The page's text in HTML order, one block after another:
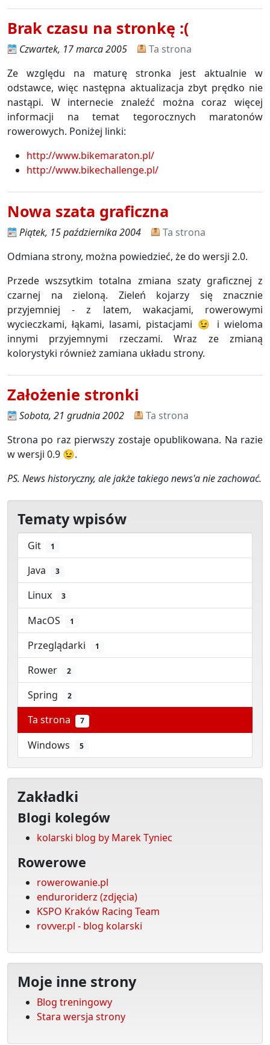
Brak czasu na stronkę :(
Czwartek, 17 marca 2005
Ta strona
Ze względu na maturę stronka jest aktualnie w
odstawce, więc następna aktualizacja zbyt prędko nie
nastąpi. W internecie znaleźć można coraz więcej
informacji na temat tegorocznych maratonów
rowerowych. Poniżej linki:
http://www.bikemaraton.pl/
http://www.bikechallenge.pl/
Nowa szata graficzna
Piątek, 15 października 2004
Ta strona
Odmiana strony, można powiedzieć, że do wersji 2.0.
Przede wszsytkim totalna zmiana szaty graficznej z
czarnej na zieloną. Zieleń kojarzy się znacznie
przyjemniej - z latem, wakacjami, rowerowymi
wycieczkami, łąkami, lasami, pistacjami 😉 i wieloma
innymi przyjemnymi rzeczami. Wraz ze zmianą
kolorystyki również zamiana układu strony.
Założenie stronki
Sobota, 21 grudnia 2002
Ta strona
Strona po raz pierwszy zostaje opublikowana. Na razie
w wersji 0.9 😉.
PS. News historyczny, ale jakże takiego news'a nie zachować.
Tematy wpisów
Git 1
Java 3
Linux 3
MacOS 1
Przeglądarki 1
Rower 2
Spring 2
Ta strona 7
Windows 5
Zakładki
Blogi kolegów
kolarski blog by Marek Tyniec
Rowerowe
rowerowanie.pl
enduroriderz (zdjęcia)
KSPO Kraków Racing Team
rovver.pl - blog kolarski
Moje inne strony
Blog treningowy
Stara wersja strony